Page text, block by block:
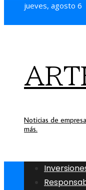
jueves, agosto 6
Noticias de
más.